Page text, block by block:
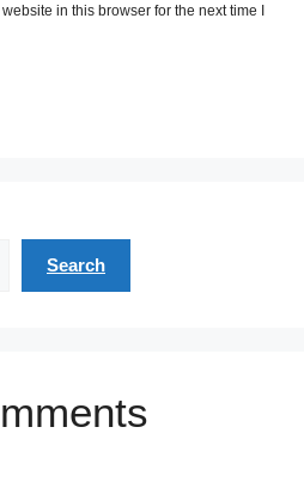
in this browser for the next time I
Search